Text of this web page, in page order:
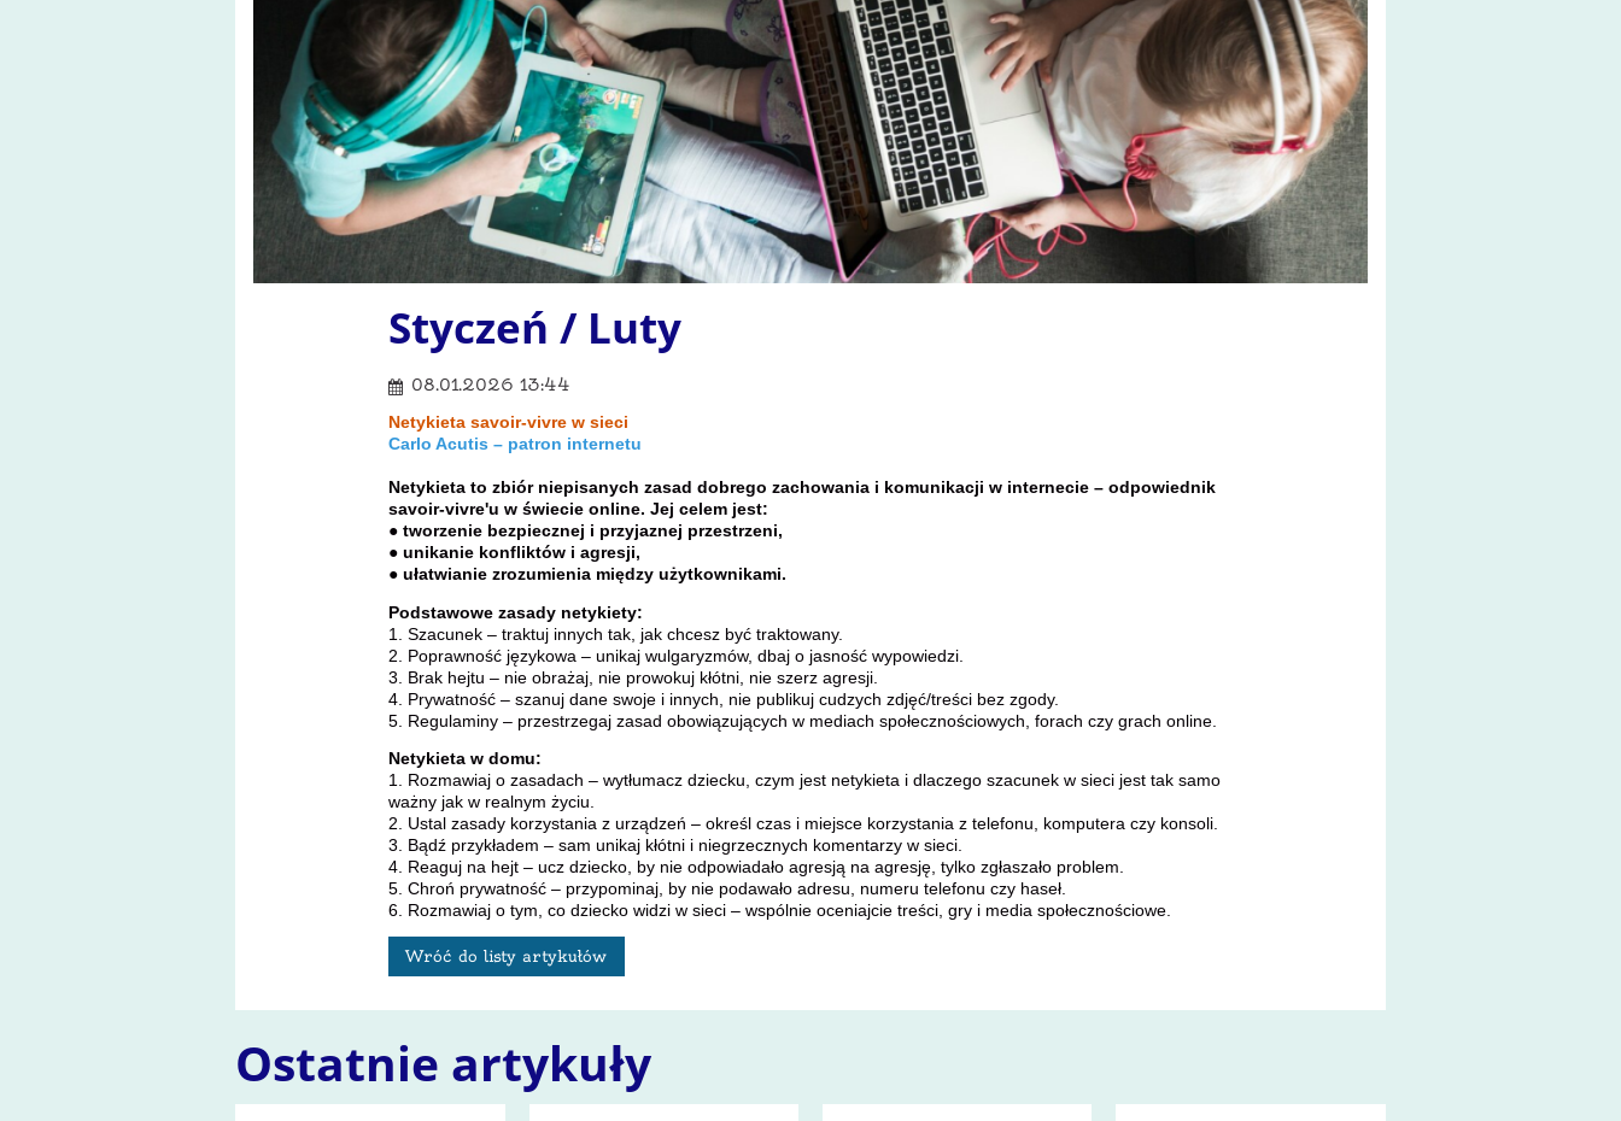
Styczeń / Luty
08.01.2026 13:44
Netykieta savoir-vivre w sieci
Carlo Acutis – patron internetu
Netykieta to zbiór niepisanych zasad dobrego zachowania i komunikacji w internecie – odpowiednik
savoir-vivre'u w świecie online. Jej celem jest:
● tworzenie bezpiecznej i przyjaznej przestrzeni,
● unikanie konfliktów i agresji,
● ułatwianie zrozumienia między użytkownikami.
Podstawowe zasady netykiety:
1. Szacunek – traktuj innych tak, jak chcesz być traktowany.
2. Poprawność językowa – unikaj wulgaryzmów, dbaj o jasność wypowiedzi.
3. Brak hejtu – nie obrażaj, nie prowokuj kłótni, nie szerz agresji.
4. Prywatność – szanuj dane swoje i innych, nie publikuj cudzych zdjęć/treści bez zgody.
5. Regulaminy – przestrzegaj zasad obowiązujących w mediach społecznościowych, forach czy grach online.
Netykieta w domu:
1. Rozmawiaj o zasadach – wytłumacz dziecku, czym jest netykieta i dlaczego szacunek w sieci jest tak samo
ważny jak w realnym życiu.
2. Ustal zasady korzystania z urządzeń – określ czas i miejsce korzystania z telefonu, komputera czy konsoli.
3. Bądź przykładem – sam unikaj kłótni i niegrzecznych komentarzy w sieci.
4. Reaguj na hejt – ucz dziecko, by nie odpowiadało agresją na agresję, tylko zgłaszało problem.
5. Chroń prywatność – przypominaj, by nie podawało adresu, numeru telefonu czy haseł.
6. Rozmawiaj o tym, co dziecko widzi w sieci – wspólnie oceniajcie treści, gry i media społecznościowe.
Wróć do listy artykułów
Ostatnie artykuły